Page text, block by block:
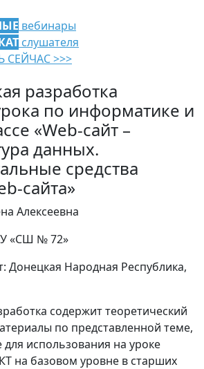
вебинары
слушателя
СЕЙЧАС >>>
разработка
по информатике и
«Web-сайт –
данных.
средства
сайта»
Алексеевна
«СШ № 72»
Донецкая Народная Республика,
содержит теоретический
по представленной теме,
использования на уроке
на базовом уровне в старших